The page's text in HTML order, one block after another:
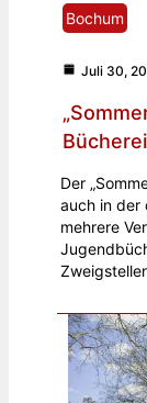
Bochum
Juli 30,
Der
auch in der
mehrere